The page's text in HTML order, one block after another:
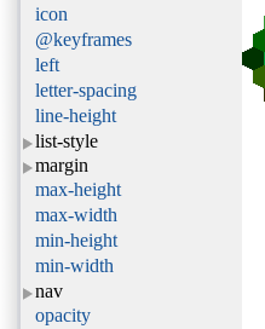
icon
@keyframes
left
letter-spacing
line-height
list-style
margin
max-height
max-width
min-height
min-width
nav
opacity